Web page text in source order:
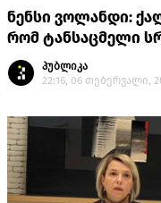
ნენსი ვოლანდი:
რომ ტანსაცმელი
პუბლიკა
22:16, 06 თებერვალი,